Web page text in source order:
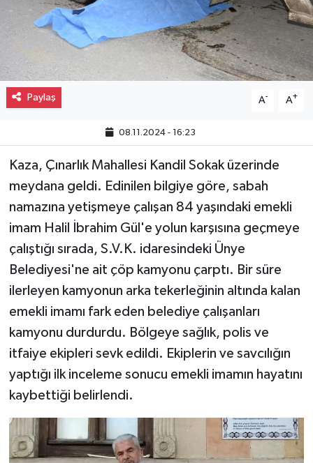
Paylaş A- A+
08.11.2024 - 16:23
Kaza, Çınarlık Mahallesi Kandil Sokak üzerinde
meydana geldi. Edinilen bilgiye göre, sabah
namazına yetişmeye çalışan 84 yaşındaki emekli
imam Halil İbrahim Gül'e yolun karşısına geçmeye
çalıştığı sırada, S.V.K. idaresindeki Ünye
Belediyesi'ne ait çöp kamyonu çarptı. Bir süre
ilerleyen kamyonun arka tekerleğinin altında kalan
emekli imamı fark eden belediye çalışanları
kamyonu durdurdu. Bölgeye sağlık, polis ve
itfaiye ekipleri sevk edildi. Ekiplerin ve savcılığın
yaptığı ilk inceleme sonucu emekli imamın hayatını
kaybettiği belirlendi.
Eğitim